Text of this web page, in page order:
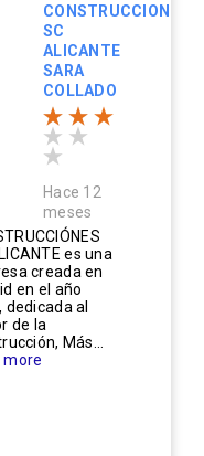
CONSTRUCCIONES
SC
ALICANTE
SARA
COLLADO
Hace 12
meses
es una
creada en
en el año
dedicada al
de la
Más...
more